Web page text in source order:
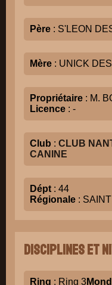
Père : S'LEON
Mère : UNICK
Propriétaire : M.
Licence : -
Club : CLUB
CANINE
Dépt : 44
Régionale :
Disciplines et
Ring : Ring 3